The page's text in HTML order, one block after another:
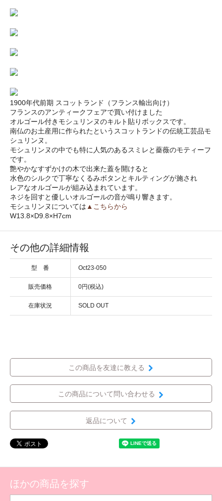
1900年代前期 スコットランド（フランス輸出向け）
フランスのアンティークフェアで買い付けました
オルゴール付きモシュリンヌのキルト貼りボックスです。
南仏のお土産用に作られたというスコットランドの伝統工芸品モ
シュリンヌ。
モシュリンヌの中でも特に人気のあるスミレと薔薇のモティーフ
です。
艶やかなすずかけの木で出来た蓋を開けると
水色のシルクで丁寧なくるみボタンとキルティングが施され
レアなオルゴールが組み込まれています。
ネジを回すと優しいオルゴールの音が鳴り響きます。
モシュリンヌについては ▲こちらから
W13.8×D9.8×H7cm
その他の詳細情報
型 番 Oct23-050
販売価格 0円(税込)
在庫状況 SOLD OUT
この商品を友達に教える
この商品について問い合わせる
返品について
ほかの商品を探す